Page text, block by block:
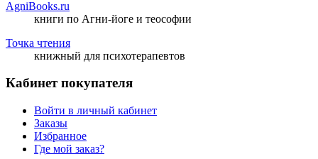
AgniBooks.ru
книги по Агни-йоге и теософии
Точка чтения
книжный для психотерапевтов
Кабинет покупателя
Войти в личный кабинет
Заказы
Избранное
Где мой заказ?